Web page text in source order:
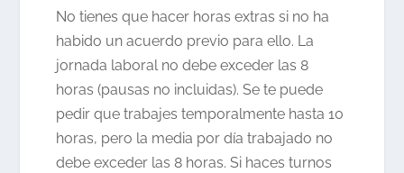
No tienes que hacer horas extras si no ha
habido un acuerdo previo para ello. La
jornada laboral no debe exceder las 8
horas (pausas no incluidas). Se te puede
pedir que trabajes temporalmente hasta 10
horas, pero la media por día trabajado no
debe exceder las 8 horas. Si haces turnos